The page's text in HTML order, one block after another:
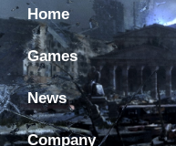
Home
Games
News
Company